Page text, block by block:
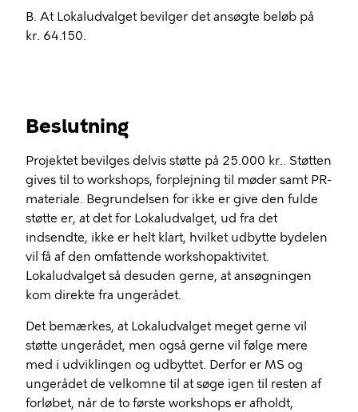
B. At Lokaludvalget bevilger det ansøgte beløb på
kr. 64.150.
Beslutning
Projektet bevilges delvis støtte på 25.000 kr.. Støtten
gives til to workshops, forplejning til møder samt PR-
materiale. Begrundelsen for ikke er give den fulde
støtte er, at det for Lokaludvalget, ud fra det
indsendte, ikke er helt klart, hvilket udbytte bydelen
vil få af den omfattende workshopaktivitet.
Lokaludvalget så desuden gerne, at ansøgningen
kom direkte fra ungerådet.
Det bemærkes, at Lokaludvalget meget gerne vil
støtte ungerådet, men også gerne vil følge mere
med i udviklingen og udbyttet. Derfor er MS og
ungerådet de velkomne til at søge igen til resten af
forløbet, når de to første workshops er afholdt,